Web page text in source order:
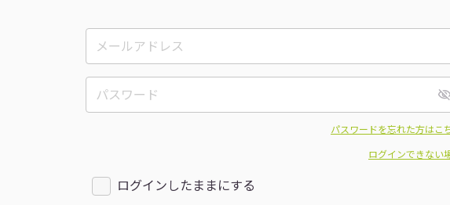
パスワードを忘れた方はこ
ログインできない
ログインしたままにする